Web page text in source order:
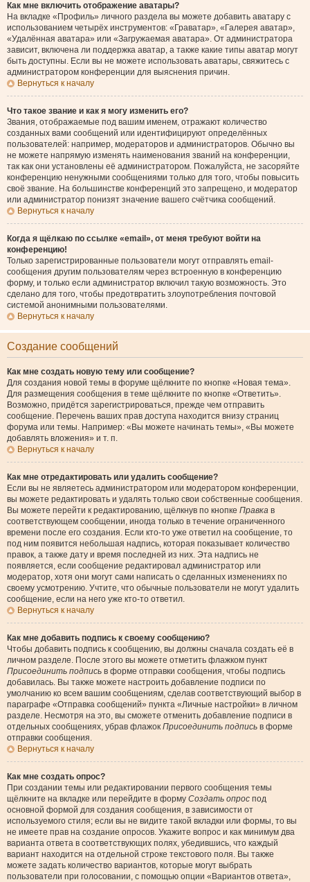
Как мне включить отображение аватары?
На вкладке «Профиль» личного раздела вы можете добавить аватару с
использованием четырёх инструментов: «Граватар», «Галерея аватар»,
«Удалённая аватара» или «Загружаемая аватара». От администратора
зависит, включена ли поддержка аватар, а также какие типы аватар могут
быть доступны. Если вы не можете использовать аватары, свяжитесь с
администратором конференции для выяснения причин.
Вернуться к началу
Что такое звание и как я могу изменить его?
Звания, отображаемые под вашим именем, отражают количество
созданных вами сообщений или идентифицируют определённых
пользователей: например, модераторов и администраторов. Обычно вы
не можете напрямую изменять наименования званий на конференции,
так как они установлены её администратором. Пожалуйста, не засоряйте
конференцию ненужными сообщениями только для того, чтобы повысить
своё звание. На большинстве конференций это запрещено, и модератор
или администратор понизят значение вашего счётчика сообщений.
Вернуться к началу
Когда я щёлкаю по ссылке «email», от меня требуют войти на
конференцию!
Только зарегистрированные пользователи могут отправлять email-
сообщения другим пользователям через встроенную в конференцию
форму, и только если администратор включил такую возможность. Это
сделано для того, чтобы предотвратить злоупотребления почтовой
системой анонимными пользователями.
Вернуться к началу
Создание сообщений
Как мне создать новую тему или сообщение?
Для создания новой темы в форуме щёлкните по кнопке «Новая тема».
Для размещения сообщения в теме щёлкните по кнопке «Ответить».
Возможно, придётся зарегистрироваться, прежде чем отправить
сообщение. Перечень ваших прав доступа находится внизу страниц
форума или темы. Например: «Вы можете начинать темы», «Вы можете
добавлять вложения» и т. п.
Вернуться к началу
Как мне отредактировать или удалить сообщение?
Если вы не являетесь администратором или модератором конференции,
вы можете редактировать и удалять только свои собственные сообщения.
Вы можете перейти к редактированию, щёлкнув по кнопке Правка в
соответствующем сообщении, иногда только в течение ограниченного
времени после его создания. Если кто-то уже ответил на сообщение, то
под ним появится небольшая надпись, которая показывает количество
правок, а также дату и время последней из них. Эта надпись не
появляется, если сообщение редактировал администратор или
модератор, хотя они могут сами написать о сделанных изменениях по
своему усмотрению. Учтите, что обычные пользователи не могут удалить
сообщение, если на него уже кто-то ответил.
Вернуться к началу
Как мне добавить подпись к своему сообщению?
Чтобы добавить подпись к сообщению, вы должны сначала создать её в
личном разделе. После этого вы можете отметить флажком пункт
Присоединить подпись в форме отправки сообщения, чтобы подпись
добавилась. Вы также можете настроить добавление подписи по
умолчанию ко всем вашим сообщениям, сделав соответствующий выбор в
параграфе «Отправка сообщений» пункта «Личные настройки» в личном
разделе. Несмотря на это, вы сможете отменить добавление подписи в
отдельных сообщениях, убрав флажок Присоединить подпись в форме
отправки сообщения.
Вернуться к началу
Как мне создать опрос?
При создании темы или редактировании первого сообщения темы
щёлкните на вкладке или перейдите в форму Создать опрос под
основной формой для создания сообщения, в зависимости от
используемого стиля; если вы не видите такой вкладки или формы, то вы
не имеете прав на создание опросов. Укажите вопрос и как минимум два
варианта ответа в соответствующих полях, убедившись, что каждый
вариант находится на отдельной строке текстового поля. Вы также
можете задать количество вариантов, которые могут выбрать
пользователи при голосовании, с помощью опции «Вариантов ответа»,